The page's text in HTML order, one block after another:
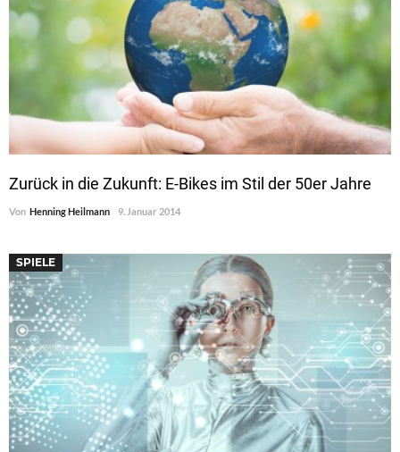
Zurück in die Zukunft: E-Bikes im Stil der 50er Jahre
Von Henning Heilmann 9. Januar 2014
SPIELE